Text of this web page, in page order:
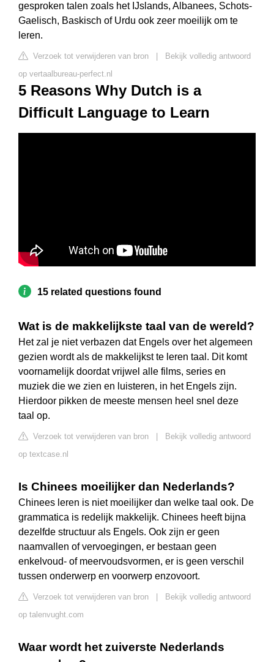
gesproken talen zoals het IJslands, Albanees, Schots-
Gaelisch, Baskisch of Urdu ook zeer moeilijk om te
leren.
Verzoek tot verwijderen van bron
Bekijk volledig antwoord
op vertaalbureau-perfect.nl
5 Reasons Why Dutch is a
Difficult Language to Learn
15 related questions found
Wat is de makkelijkste taal van de wereld?
Het zal je niet verbazen dat Engels over het algemeen
gezien wordt als de makkelijkst te leren taal. Dit komt
voornamelijk doordat vrijwel alle films, series en
muziek die we zien en luisteren, in het Engels zijn.
Hierdoor pikken de meeste mensen heel snel deze
taal op.
Verzoek tot verwijderen van bron
Bekijk volledig antwoord
op textcase.nl
Is Chinees moeilijker dan Nederlands?
Chinees leren is niet moeilijker dan welke taal ook. De
grammatica is redelijk makkelijk. Chinees heeft bijna
dezelfde structuur als Engels. Ook zijn er geen
naamvallen of vervoegingen, er bestaan geen
enkelvoud- of meervoudsvormen, er is geen verschil
tussen onderwerp en voorwerp enzovoort.
Verzoek tot verwijderen van bron
Bekijk volledig antwoord
op talenvught.com
Waar wordt het zuiverste Nederlands